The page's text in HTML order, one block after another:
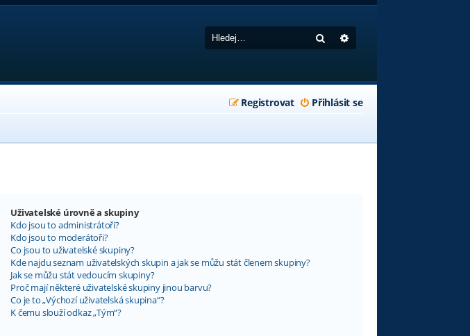
Hledat
Přihlásit se
Registrovat
Uživatelské úrovně a skupiny
Kdo jsou to administrátoři?
Kdo jsou to moderátoři?
Co jsou to uživatelské skupiny?
Kde najdu seznam uživatelských skupin a jak se můžu stát členem skupiny?
Jak se můžu stát vedoucím skupiny?
Proč mají některé uživatelské skupiny jinou barvu?
Co je to „Výchozí uživatelská skupina“?
K čemu slouží odkaz „Tým“?